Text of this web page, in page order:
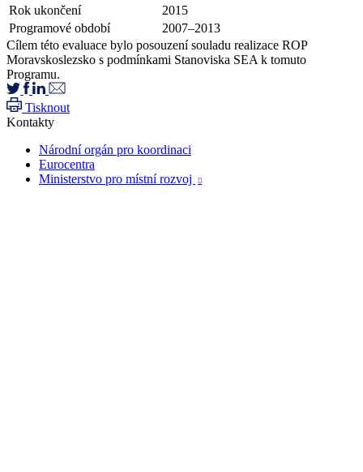
Rok ukončení
2015
Programové období
2007–2013
Cílem této evaluace bylo posouzení souladu realizace ROP
Moravskoslezsko s podmínkami Stanoviska SEA k tomuto
Programu.
Tisknout
Kontakty
Národní orgán pro koordinaci
Eurocentra
Ministerstvo pro místní rozvoj
